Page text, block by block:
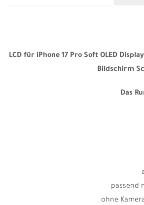
LCD für iPhone 17 Pro Soft OLED
Bildschirm
Das
passend
ohne